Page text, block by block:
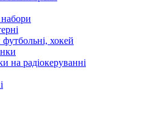
набори
хокей
на радіокеруванні